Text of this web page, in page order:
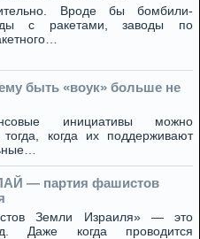
Вроде бы бомбили-
с ракетами, заводы по
быть «воук» больше не
инициативы можно
когда их поддерживают
— партия фашистов
Земли Израиля» — это
Даже когда проводится